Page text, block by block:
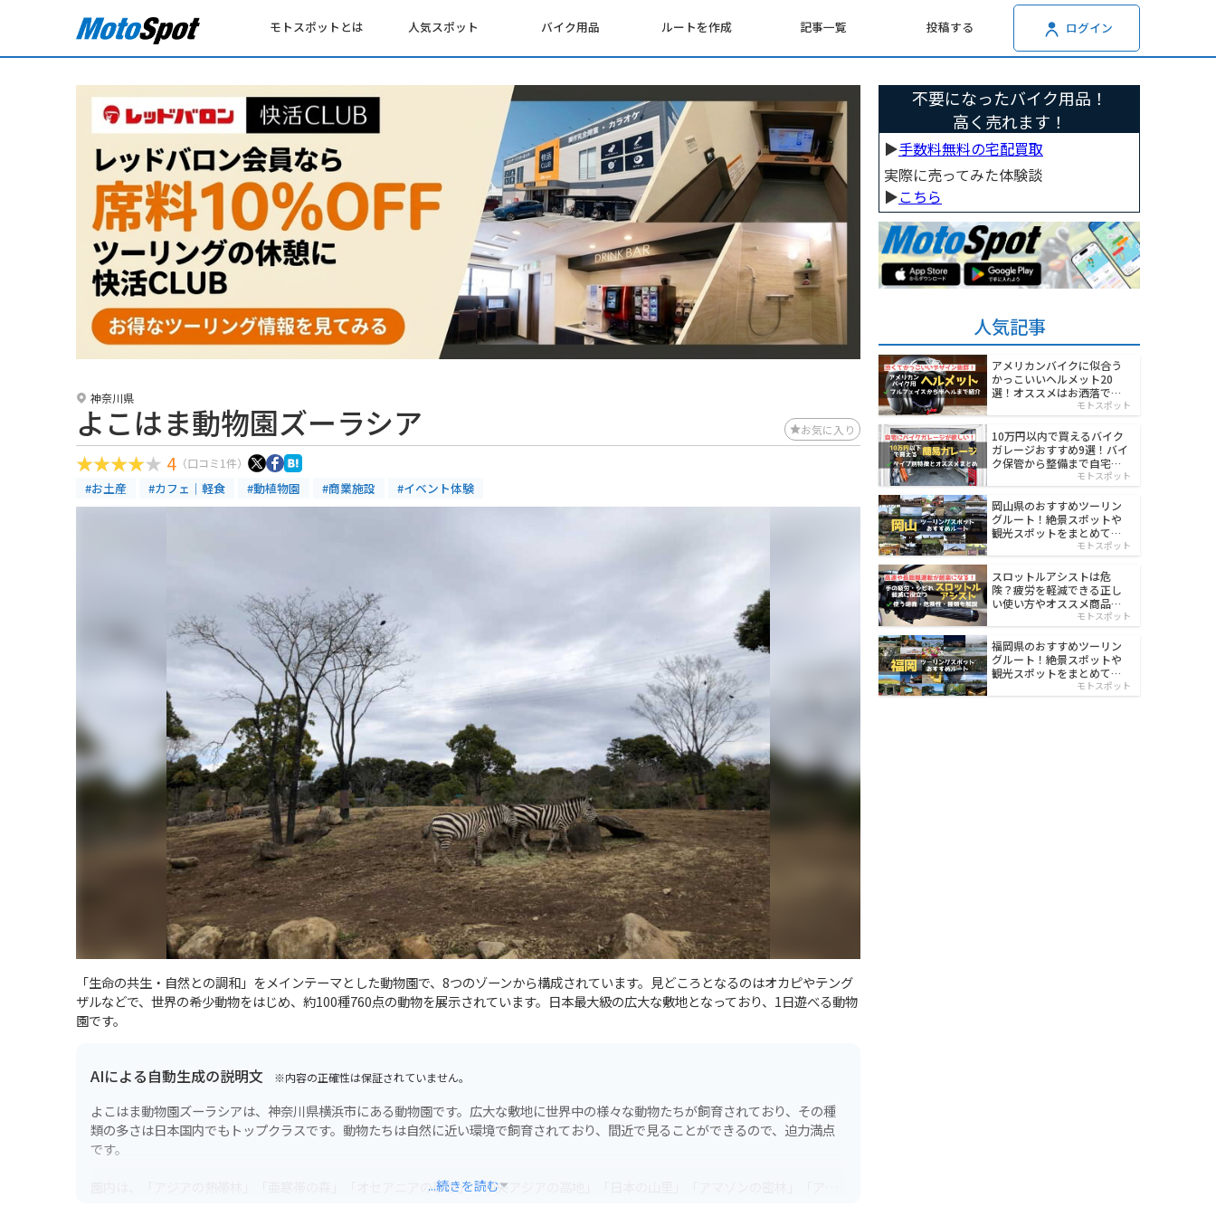
モトスポットとは 人気スポット バイク用品 ルートを作成 記事一覧 投稿する ログイン
神奈川県
よこはま動物園ズーラシア お気に入り
4 （口コミ1件）
#お土産 #カフェ｜軽食 #動植物園 #商業施設 #イベント体験
「生命の共生・自然との調和」をメインテーマとした動物園で、8つのゾーンから構成されています。見どころとなるのはオカピやテング
ザルなどで、世界の希少動物をはじめ、約100種760点の動物を展示されています。日本最大級の広大な敷地となっており、1日遊べる動物
園です。
AIによる自動生成の説明文 ※内容の正確性は保証されていません。
よこはま動物園ズーラシアは、神奈川県横浜市にある動物園です。広大な敷地に世界中の様々な動物たちが飼育されており、その種
類の多さは日本国内でもトップクラスです。動物たちは自然に近い環境で飼育されており、間近で見ることができるので、迫力満点
です。
園内は、「アジアの熱帯林」「亜寒帯の森」「オセアニアの草原」「中央アジアの高地」「日本の山里」「アマゾンの密林」「アフ
...続きを読む
不要になったバイク用品！
高く売れます！
▶︎手数料無料の宅配買取
実際に売ってみた体験談
▶︎こちら
人気記事
アメリカンバイクに似合う
かっこいいヘルメット20
選！オススメはお洒落でワ
モトスポット
10万円以内で買えるバイク
ガレージおすすめ9選！バイ
ク保管から整備まで自宅で
モトスポット
岡山県のおすすめツーリン
グルート！絶景スポットや
観光スポットをまとめて紹
モトスポット
スロットルアシストは危
険？疲労を軽減できる正し
い使い方やオススメ商品を
モトスポット
福岡県のおすすめツーリン
グルート！絶景スポットや
観光スポットをまとめて紹
モトスポット